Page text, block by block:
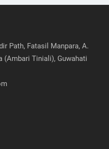
Path, Fatasil Manpara, A.
(Ambari Tiniali), Guwahati